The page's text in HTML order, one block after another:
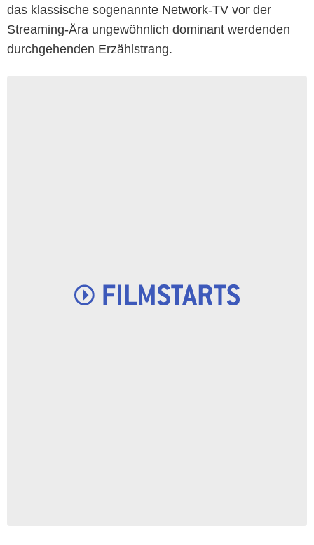
das klassische sogenannte Network-TV vor der
Streaming-Ära ungewöhnlich dominant werdenden
durchgehenden Erzählstrang.